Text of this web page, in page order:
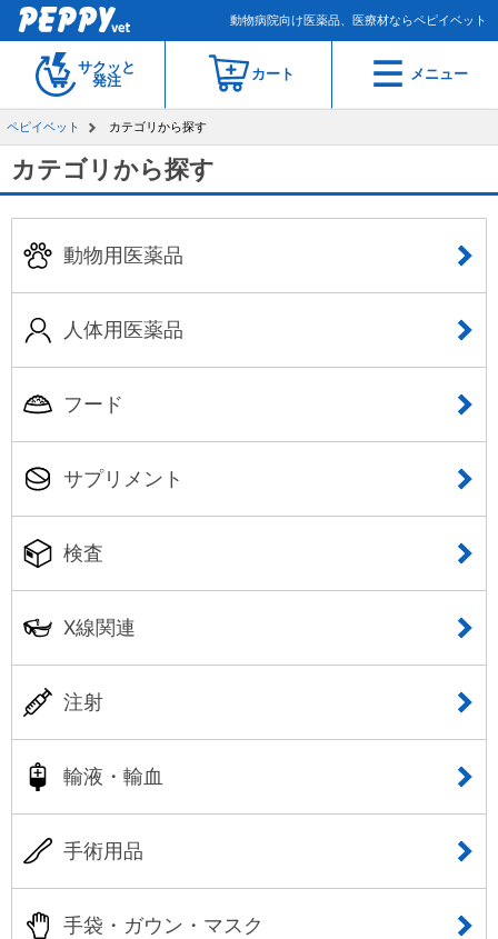
動物病院向け医薬品、医療材ならペピイベット
サクッと
発注
カート メニュー
ペピイベット カテゴリから探す
カテゴリから探す
動物用医薬品
人体用医薬品
フード
サプリメント
検査
X線関連
注射
輸液・輸血
手術用品
手袋・ガウン・マスク